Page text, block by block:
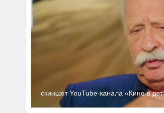
скиншот YouTube-канала «Кино в